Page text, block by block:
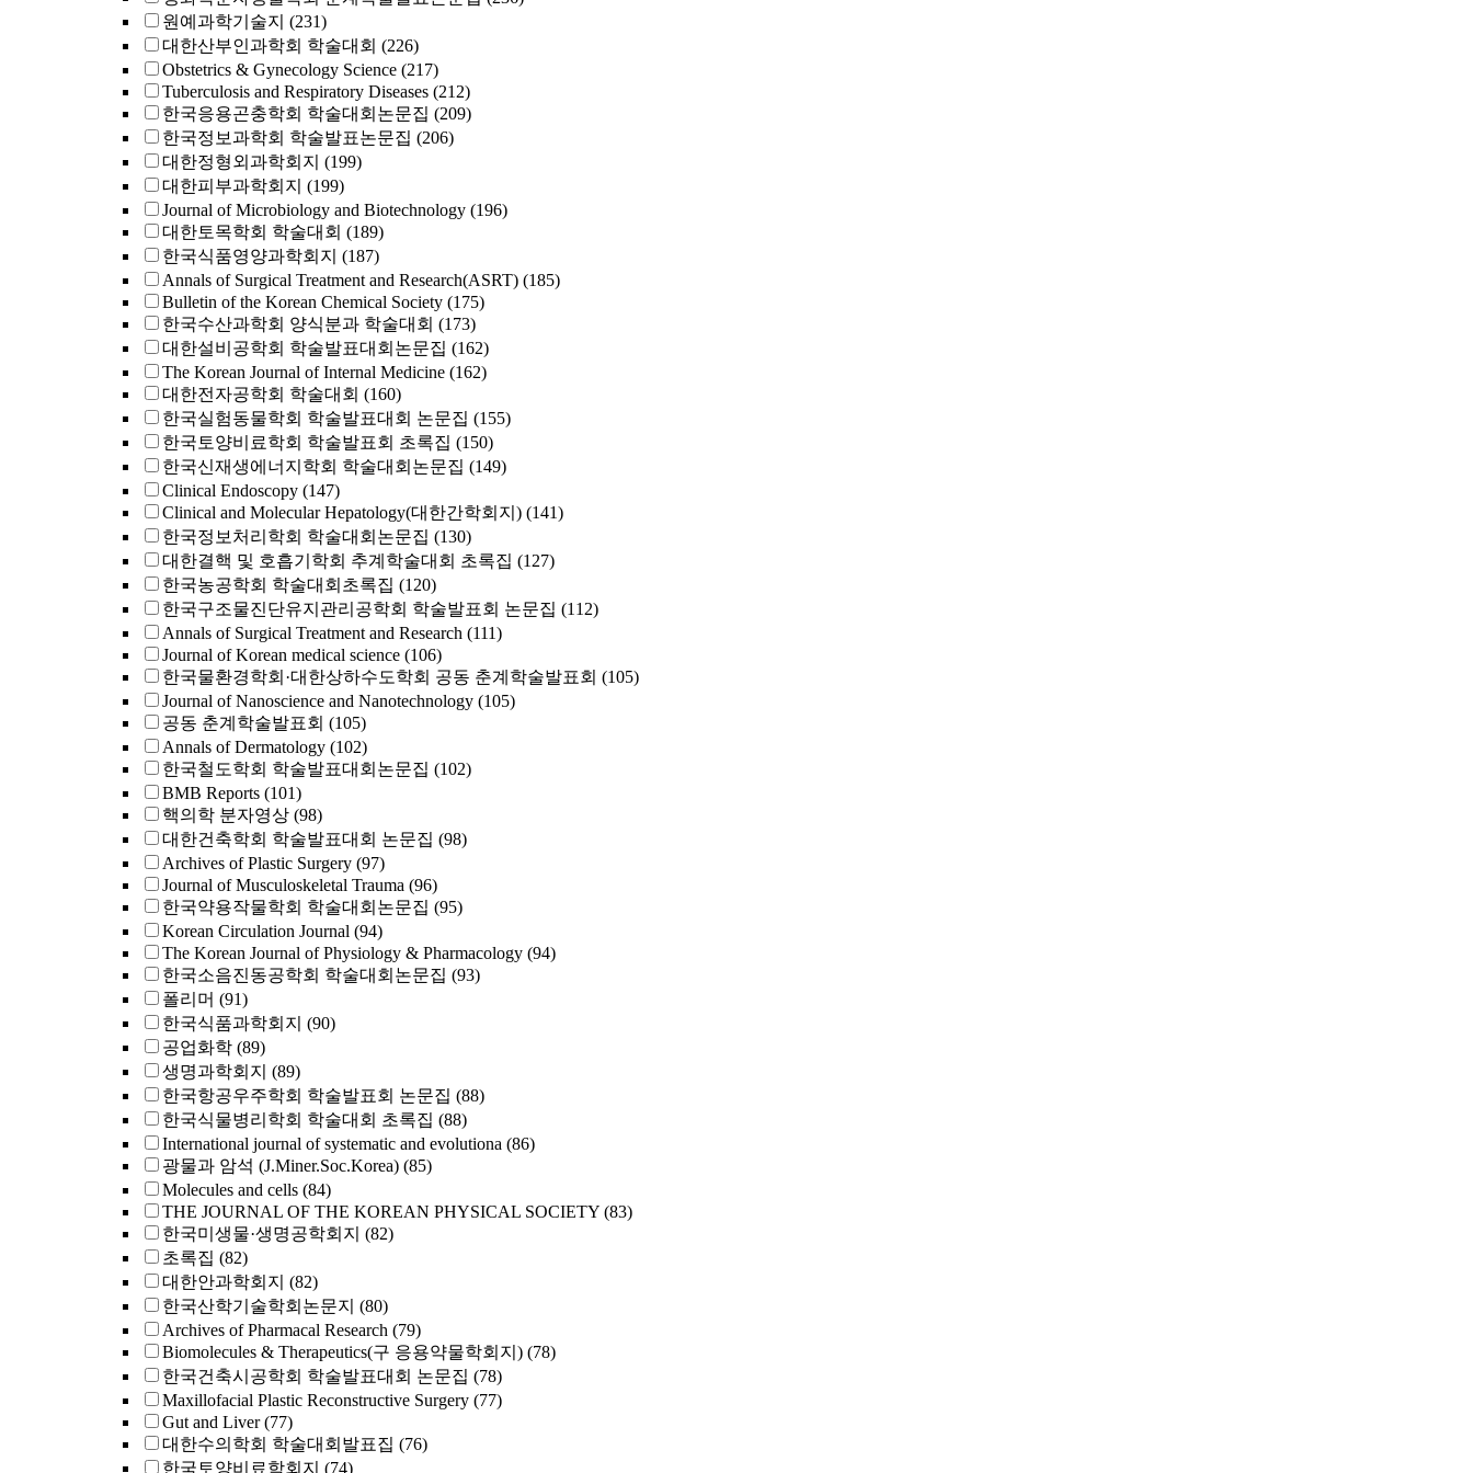
원예과학기술지 (231)
대한산부인과학회 학술대회 (226)
Obstetrics & Gynecology Science (217)
Tuberculosis and Respiratory Diseases (212)
한국응용곤충학회 학술대회논문집 (209)
한국정보과학회 학술발표논문집 (206)
대한정형외과학회지 (199)
대한피부과학회지 (199)
Journal of Microbiology and Biotechnology (196)
대한토목학회 학술대회 (189)
한국식품영양과학회지 (187)
Annals of Surgical Treatment and Research(ASRT) (185)
Bulletin of the Korean Chemical Society (175)
한국수산과학회 양식분과 학술대회 (173)
대한설비공학회 학술발표대회논문집 (162)
The Korean Journal of Internal Medicine (162)
대한전자공학회 학술대회 (160)
한국실험동물학회 학술발표대회 논문집 (155)
한국토양비료학회 학술발표회 초록집 (150)
한국신재생에너지학회 학술대회논문집 (149)
Clinical Endoscopy (147)
Clinical and Molecular Hepatology(대한간학회지) (141)
한국정보처리학회 학술대회논문집 (130)
대한결핵 및 호흡기학회 추계학술대회 초록집 (127)
한국농공학회 학술대회초록집 (120)
한국구조물진단유지관리공학회 학술발표회 논문집 (112)
Annals of Surgical Treatment and Research (111)
Journal of Korean medical science (106)
한국물환경학회·대한상하수도학회 공동 춘계학술발표회 (105)
Journal of Nanoscience and Nanotechnology (105)
공동 춘계학술발표회 (105)
Annals of Dermatology (102)
한국철도학회 학술발표대회논문집 (102)
BMB Reports (101)
핵의학 분자영상 (98)
대한건축학회 학술발표대회 논문집 (98)
Archives of Plastic Surgery (97)
Journal of Musculoskeletal Trauma (96)
한국약용작물학회 학술대회논문집 (95)
Korean Circulation Journal (94)
The Korean Journal of Physiology & Pharmacology (94)
한국소음진동공학회 학술대회논문집 (93)
폴리머 (91)
한국식품과학회지 (90)
공업화학 (89)
생명과학회지 (89)
한국항공우주학회 학술발표회 논문집 (88)
한국식물병리학회 학술대회 초록집 (88)
International journal of systematic and evolutiona (86)
광물과 암석 (J.Miner.Soc.Korea) (85)
Molecules and cells (84)
THE JOURNAL OF THE KOREAN PHYSICAL SOCIETY (83)
한국미생물·생명공학회지 (82)
초록집 (82)
대한안과학회지 (82)
한국산학기술학회논문지 (80)
Archives of Pharmacal Research (79)
Biomolecules & Therapeutics(구 응용약물학회지) (78)
한국건축시공학회 학술발표대회 논문집 (78)
Maxillofacial Plastic Reconstructive Surgery (77)
Gut and Liver (77)
대한수의학회 학술대회발표집 (76)
한국토양비료학회지 (74)